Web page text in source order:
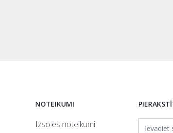
NOTEIKUMI
Izsoles noteikumi